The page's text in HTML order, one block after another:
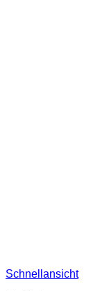
Schnellansicht